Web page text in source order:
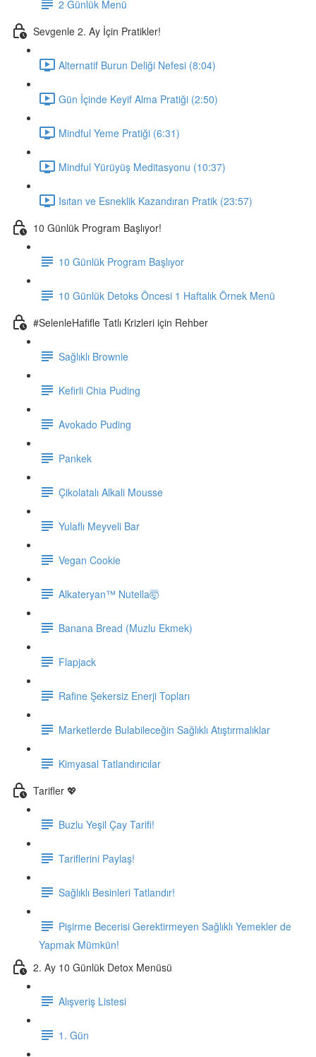
2 Günlük Menü
Sevgenle 2. Ay İçin Pratikler!
Alternatif Burun Deliği Nefesi (8:04)
Gün İçinde Keyif Alma Pratiği (2:50)
Mindful Yeme Pratiği (6:31)
Mindful Yürüyüş Meditasyonu (10:37)
Isıtan ve Esneklik Kazandıran Pratik (23:57)
10 Günlük Program Başlıyor!
10 Günlük Program Başlıyor
10 Günlük Detoks Öncesi 1 Haftalık Örnek Menü
#SelenleHafifle Tatlı Krizleri için Rehber
Sağlıklı Brownie
Kefirli Chia Puding
Avokado Puding
Pankek
Çikolatalı Alkali Mousse
Yulaflı Meyveli Bar
Vegan Cookie
Alkateryan™ Nutella🤯
Banana Bread (Muzlu Ekmek)
Flapjack
Rafine Şekersiz Enerji Topları
Marketlerde Bulabileceğin Sağlıklı Atıştırmalıklar
Kimyasal Tatlandırıcılar
Tarifler 💖
Buzlu Yeşil Çay Tarifi!
Tariflerini Paylaş!
Sağlıklı Besinleri Tatlandır!
Pişirme Becerisi Gerektirmeyen Sağlıklı Yemekler de
Yapmak Mümkün!
2. Ay 10 Günlük Detox Menüsü
Alışveriş Listesi
1. Gün